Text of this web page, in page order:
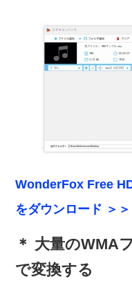
WonderFox Free
をダウンロード ＞＞
＊ 大量のWMA
で変換する